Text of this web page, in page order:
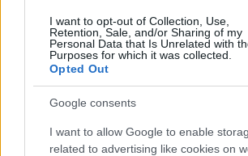
I want to opt-out of Collection, Use,
Retention, Sale, and/or Sharing of my
Personal Data that Is Unrelated with
Purposes for which it was collected.
Opted Out
Google consents
I want to allow Google to enable
related to advertising like cookies on